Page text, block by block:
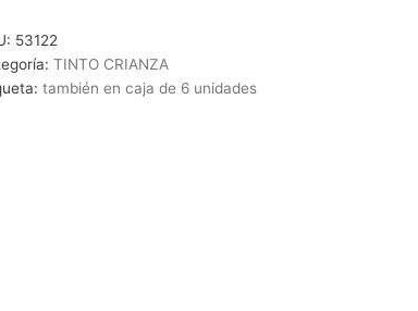
53122
TINTO CRIANZA
también en caja de 6 unidades